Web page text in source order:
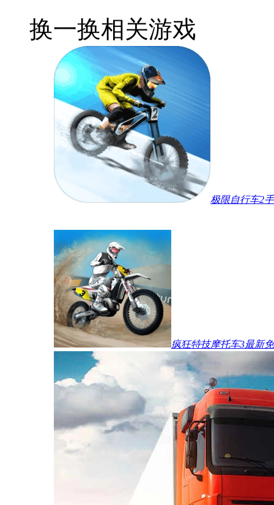
换一换相关游戏
极限自行车2
疯狂特技摩托车3最新